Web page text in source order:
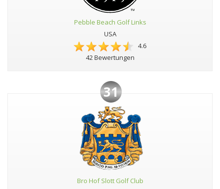
Pebble Beach Golf Links
USA
4.6
42 Bewertungen
31
Bro Hof Slott Golf Club